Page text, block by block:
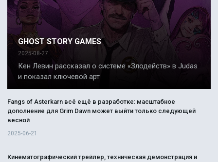
GHOST STORY GAMES
2025-08-27
Кен Левин рассказал о системе «Злодейств» в Judas
и показал ключевой арт
Fangs of Asterkarn всё ещё в разработке: масштабное
дополнение для Grim Dawn может выйти только следующей
весной
2025-06-21
Кинематографический трейлер, техническая демонстрация и